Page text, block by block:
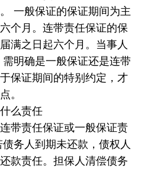
一般保证的保证期间为主
个月。连带责任保证的保
满之日起六个月。当事人
明确是一般保证还是连带
保证期间的特别约定，才
。
么责任
带责任保证或一般保证责
务人到期未还款，债权人
款责任。担保人清偿债务